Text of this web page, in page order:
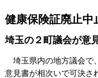
健康保険証廃止中
埼玉の２町議会が意
埼玉県内の地方議会で
意見書が相次いで可決さ